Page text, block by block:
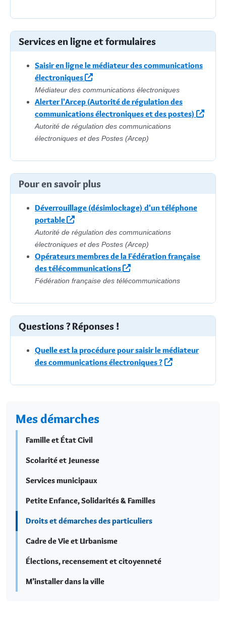
Services en ligne et formulaires
Saisir en ligne le médiateur des communications
électroniques
Médiateur des communications électroniques
Alerter l'Arcep (Autorité de régulation des
communications électroniques et des postes)
Autorité de régulation des communications
électroniques et des Postes (Arcep)
Pour en savoir plus
Déverrouillage (désimlockage) d'un téléphone
portable
Autorité de régulation des communications
électroniques et des Postes (Arcep)
Opérateurs membres de la Fédération française
des télécommunications
Fédération française des télécommunications
Questions ? Réponses !
Quelle est la procédure pour saisir le médiateur
des communications électroniques ?
Mes démarches
Famille et État Civil
Scolarité et Jeunesse
Services municipaux
Petite Enfance, Solidarités & Familles
Droits et démarches des particuliers
Cadre de Vie et Urbanisme
Élections, recensement et citoyenneté
M’installer dans la ville